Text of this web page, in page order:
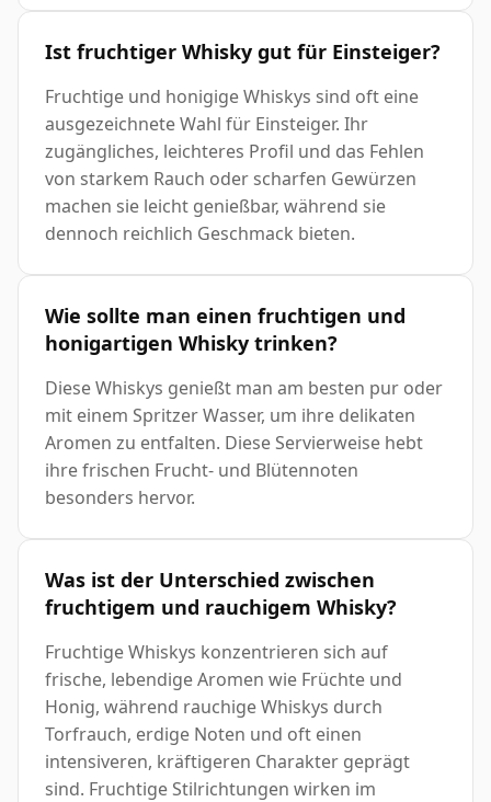
Ist fruchtiger Whisky gut für Einsteiger?
Fruchtige und honigige Whiskys sind oft eine
ausgezeichnete Wahl für Einsteiger. Ihr
zugängliches, leichteres Profil und das Fehlen
von starkem Rauch oder scharfen Gewürzen
machen sie leicht genießbar, während sie
dennoch reichlich Geschmack bieten.
Wie sollte man einen fruchtigen und
honigartigen Whisky trinken?
Diese Whiskys genießt man am besten pur oder
mit einem Spritzer Wasser, um ihre delikaten
Aromen zu entfalten. Diese Servierweise hebt
ihre frischen Frucht- und Blütennoten
besonders hervor.
Was ist der Unterschied zwischen
fruchtigem und rauchigem Whisky?
Fruchtige Whiskys konzentrieren sich auf
frische, lebendige Aromen wie Früchte und
Honig, während rauchige Whiskys durch
Torfrauch, erdige Noten und oft einen
intensiveren, kräftigeren Charakter geprägt
sind. Fruchtige Stilrichtungen wirken im